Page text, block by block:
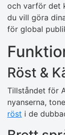
och varför det
du vill göra
för global
Röst &
Tillståndet för
nyanserna,
röst i de